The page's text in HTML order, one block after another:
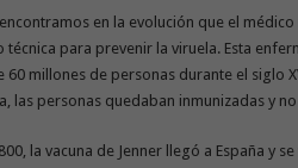
en la evolución que el
técnica para prevenir la viruela. Esta
60 millones de personas durante el siglo
las personas quedaban inmunizadas y
la vacuna de Jenner llegó a España y